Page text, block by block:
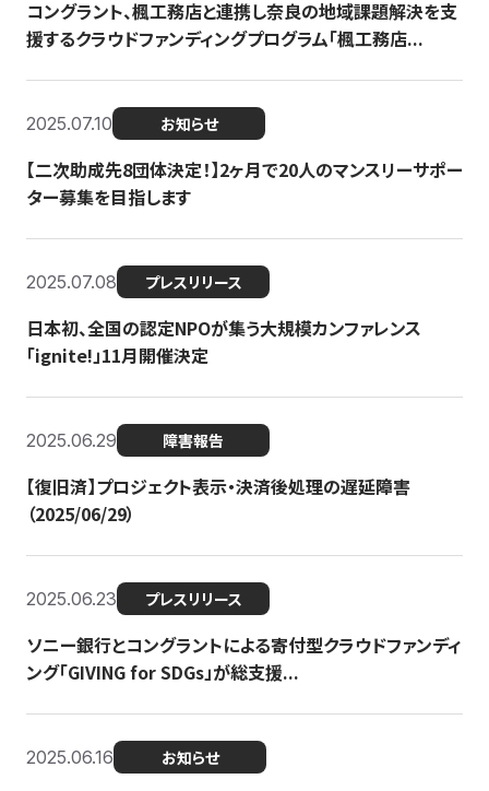
コングラント、楓工務店と連携し奈良の地域課題解決を支
援するクラウドファンディングプログラム「楓工務店...
2025.07.10 お知らせ
【二次助成先8団体決定！】2ヶ月で20人のマンスリーサポー
ター募集を目指します
2025.07.08 プレスリリース
日本初、全国の認定NPOが集う大規模カンファレンス
「ignite!」11月開催決定
2025.06.29 障害報告
【復旧済】プロジェクト表示・決済後処理の遅延障害
（2025/06/29）
2025.06.23 プレスリリース
ソニー銀行とコングラントによる寄付型クラウドファンディ
ング「GIVING for SDGs」が総支援...
2025.06.16 お知らせ